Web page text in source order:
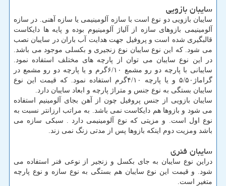
سایبان بازویی
سایبان بازویی دو نوع است با سازه آلومینیمی یا سازه آهنی. در سازه
آلومینیمی بازوهای سازه از آلیاژ آلومینیوم بوده و پایه ها دایکاست
قالبگیری شده است و پروفیل جهت هدایت آب باران در سایبان نصب
می شود. که این نوع سایبان نوع زنجیری و بکسلی موجود می باشد.
در این نوع سایبان می توان از پارچه های مختلف استفاده نمود.
سایبانی با پارچه دو رو مشمع ۶/۱۰گرم و یا پارچه دو رو مشمع در
گراماژ۵/۵۰ و یا پارچه ۴/۱۰گرم استفاده نمود. که قیمت این نوع
سایبان بستگی به نوع جنس و متراژ پارچه و ابعاد سایبان دارد.
سایبان بازویی از جنس پروفیل چون از آهن بجای آلومینیم استفاده
می شود و بازوها هم دایکاست نمی باشد. به مراتب ارزانتر نسبت به
نوع اول است. و مزیتی که نوع آلومینیمی دارد . سبکی سازه می
باشد ومزیت دوم اینکه بازوها پس از مدتی زنگ نمی زند.
سایبان فنری
دراین نوع سایبان به جای بکسل و زنجیر از نوعی فنر استفاده می
شود. و قیمت این نوع سایبان هم بستگی به نوع سازه و نوع پارچه
متغیر است.